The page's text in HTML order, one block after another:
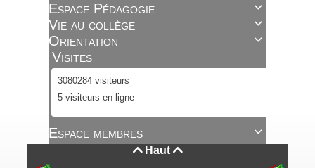

Espace Pédagogie

Vie au collège

Orientation
Visites
3080284 visiteurs
5 visiteurs en ligne

Espace membres
Haut 